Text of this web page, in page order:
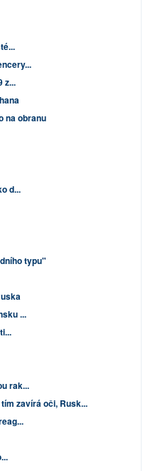
z...
na obranu
d...
typu"
...
rak...
zavírá oči, Rusk...